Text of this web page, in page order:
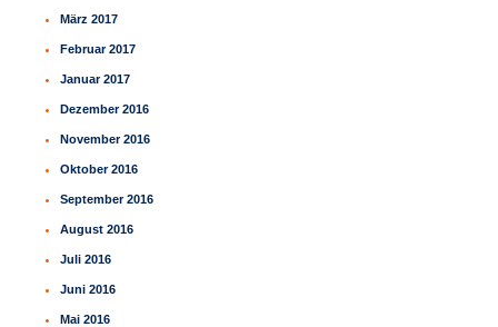
März 2017
Februar 2017
Januar 2017
Dezember 2016
November 2016
Oktober 2016
September 2016
August 2016
Juli 2016
Juni 2016
Mai 2016